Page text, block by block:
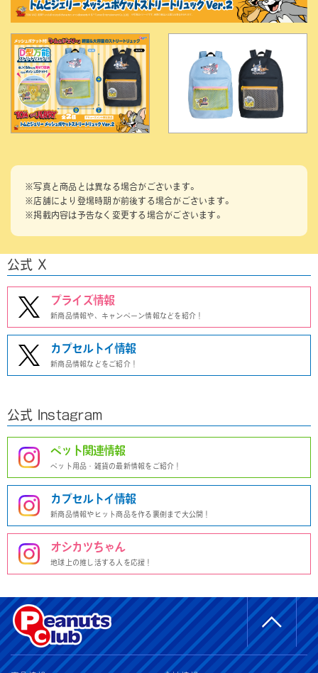
※写真と商品とは異なる場合がございます。
※店舗により登場時期が前後する場合がございます。
※掲載内容は予告なく変更する場合がございます。
公式 X
プライズ情報
新商品情報や、キャンペーン情報などを紹介！
カプセルトイ情報
新商品情報などをご紹介！
公式 Instagram
ペット関連情報
ペット用品・雑貨の最新情報をご紹介！
カプセルトイ情報
新商品情報やヒット商品を作る裏側まで大公開！
オシカツちゃん
地球上の推し活する人を応援！